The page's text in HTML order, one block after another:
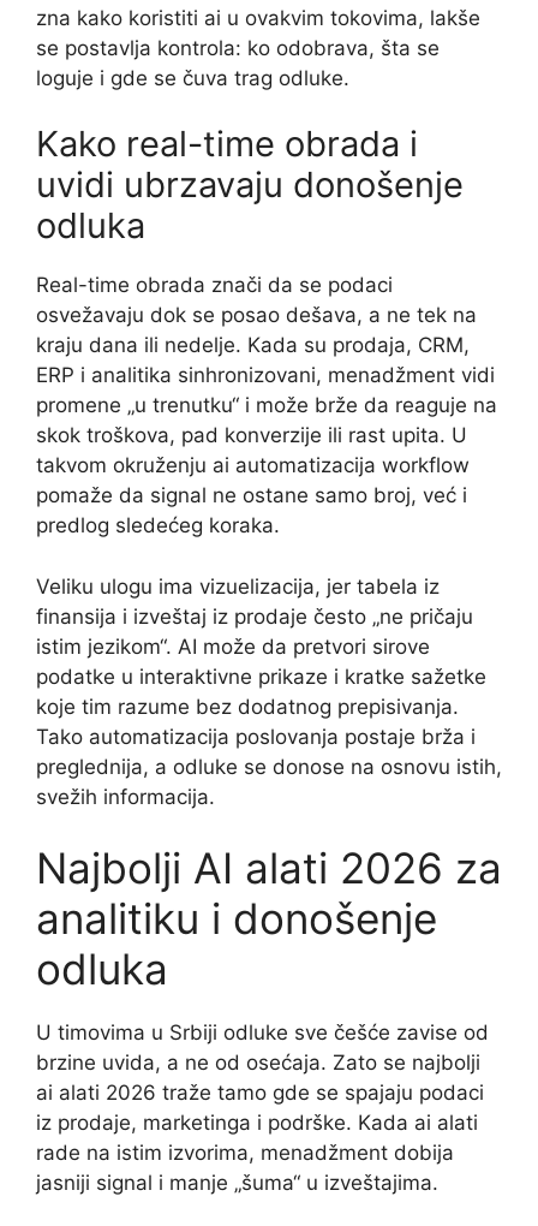
zna kako koristiti ai u ovakvim tokovima, lakše
se postavlja kontrola: ko odobrava, šta se
loguje i gde se čuva trag odluke.
Kako real-time obrada i
uvidi ubrzavaju donošenje
odluka
Real-time obrada znači da se podaci
osvežavaju dok se posao dešava, a ne tek na
kraju dana ili nedelje. Kada su prodaja, CRM,
ERP i analitika sinhronizovani, menadžment vidi
promene „u trenutku“ i može brže da reaguje na
skok troškova, pad konverzije ili rast upita. U
takvom okruženju ai automatizacija workflow
pomaže da signal ne ostane samo broj, već i
predlog sledećeg koraka.
Veliku ulogu ima vizuelizacija, jer tabela iz
finansija i izveštaj iz prodaje često „ne pričaju
istim jezikom“. AI može da pretvori sirove
podatke u interaktivne prikaze i kratke sažetke
koje tim razume bez dodatnog prepisivanja.
Tako automatizacija poslovanja postaje brža i
preglednija, a odluke se donose na osnovu istih,
svežih informacija.
Najbolji AI alati 2026 za
analitiku i donošenje
odluka
U timovima u Srbiji odluke sve češće zavise od
brzine uvida, a ne od osećaja. Zato se najbolji
ai alati 2026 traže tamo gde se spajaju podaci
iz prodaje, marketinga i podrške. Kada ai alati
rade na istim izvorima, menadžment dobija
jasniji signal i manje „šuma“ u izveštajima.